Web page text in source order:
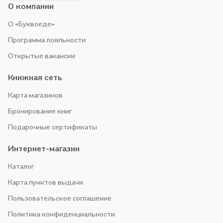
О компании
О «Буквоеде»
Программа лояльности
Открытые вакансии
Книжная сеть
Карта магазинов
Бронирование книг
Подарочные сертификаты
Интернет-магазин
Каталог
Карта пунктов выдачи
Пользовательское соглашение
Политика конфиденциальности